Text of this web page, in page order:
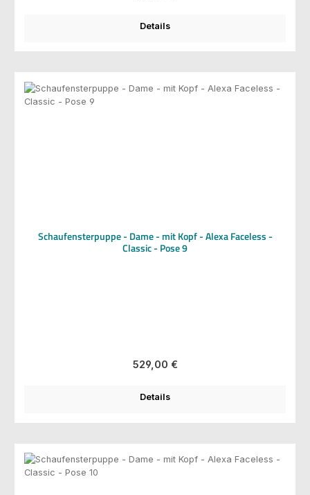
Details
Schaufensterpuppe - Dame - mit Kopf - Alexa Faceless -
Classic - Pose 9
Regulärer Preis:
529,00 €
Details